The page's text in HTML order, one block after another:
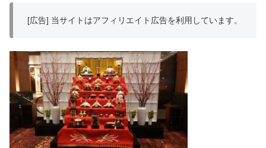
[広告] 当サイトはアフィリエイト広告を利用しています。